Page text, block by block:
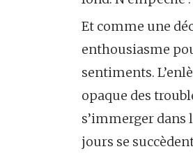
Et comme une
enthousiasme
sentiments.
opaque des
s’immerger dans
jours se